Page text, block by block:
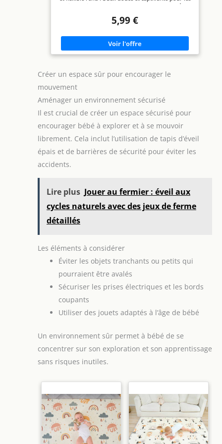
bébé. Tous les grelots
sont faciles à attraper, à
tourner et à secouer. Nos
rotatives et de perles
dextérité de votre bébé
【Compagnon pratique
pour les sorties】Ce
grelot portable rend les
déplacements plus faciles
! Il peut être facilement
accroché à la poussette,
au sac à langer ou au
siège auto. Si votre bébé
fabriqués en silicone de
haute qualité, sûr pour
les aliments, sans BPA,
【Cadeau idéal pour
dans une boîte de
rangement pratique, ce
mamans, les nouveau-
comme les fêtes de
anniversaires, Noël, les
petites mains Parfait pour les enfants de tous âges
5,99 €
Créer un espace sûr pour encourager le
mouvement
Aménager un environnement sécurisé
Il est crucial de créer un espace sécurisé pour
encourager bébé à explorer et à se mouvoir
librement. Cela inclut l’utilisation de tapis d’éveil
épais et de barrières de sécurité pour éviter les
accidents.
Lire plus Jouer au fermier : éveil aux
cycles naturels avec des jeux de ferme
détaillés
Les éléments à considérer
Éviter les objets tranchants ou petits qui
pourraient être avalés
Sécuriser les prises électriques et les bords
coupants
Utiliser des jouets adaptés à l’âge de bébé
Un environnement sûr permet à bébé de se
concentrer sur son exploration et son apprentissage
sans risques inutiles.